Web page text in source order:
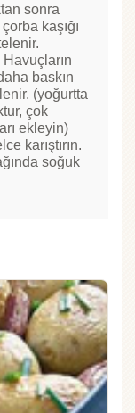
sonra
kaşığı
baskın
(yoğurtta
çok
ekleyin)
karıştırın.
soğuk